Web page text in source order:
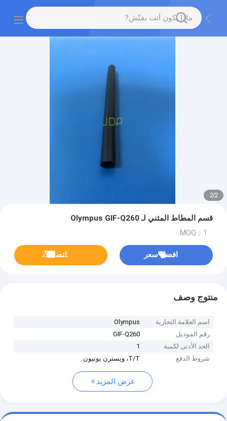
2
/
2
قسم المطاط المثني لـ Olympus GIF-Q260
MOQ：1
افضل سعر ﺎﺘﺼﻟ ﺍﻶﻧ
منتوج وصف
اسم العلامة التجارية
Olympus
رقم الموديل
GIF-Q260
الحد الأدنى لكمية
1
شروط الدفع
T/T، ويسترن يونيون
عرض المزيد